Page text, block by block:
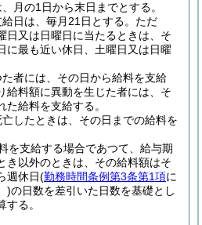
月の1日から末日までとする。
日は、毎月21日とする。 ただ
日又は日曜日に当たるときは、そ
に最も近い休日、土曜日又は日曜
者には、その日から給料を支給
給料額に異動を生じた者には、そ
給料を支給する。
したときは、その日までの給料を
を支給する場合であつて、給与期
き以外のときは、その給料額はそ
週休日(勤務時間条例第3条第1項に
)の日数を差引いた日数を基礎とし
る。